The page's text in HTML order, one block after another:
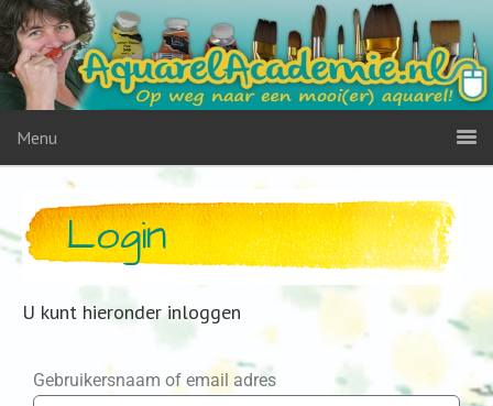
Menu
Login
U kunt hieronder inloggen
Gebruikersnaam of email adres